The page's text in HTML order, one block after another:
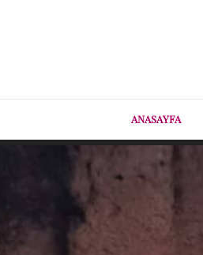
ANASAYFA